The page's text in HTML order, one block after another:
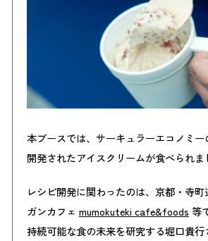
本ブースでは、サーキュラーエコノミ
開発されたアイスクリームが食べられま
レシピ開発に関わったのは、京都・寺
ガンカフェ mumokuteki cafe&foods 等
持続可能な食の未来を研究する堀口貴